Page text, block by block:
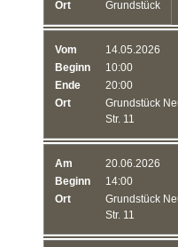
Ort
Grundstück
Vom
14.05.2026
Beginn
10:00
Ende
20:00
Ort
Grundstück
Str. 11
Am
20.06.2026
Beginn
14:00
Ort
Grundstück
Str. 11